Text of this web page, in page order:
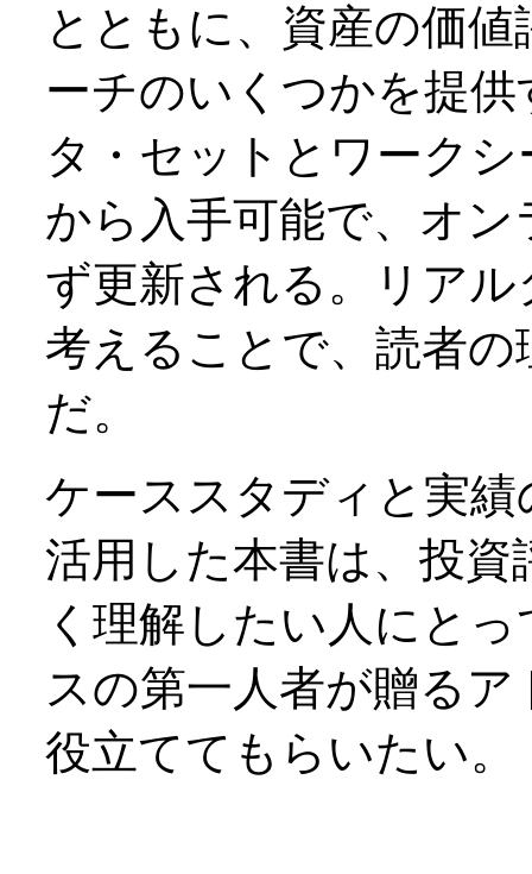
とともに、資産の価
ーチのいくつかを提
タ・セットとワークシ
から入手可能で、オ
ず更新される。リア
考えることで、読者
だ。
ケーススタディと実
活用した本書は、投
く理解したい人にと
スの第一人者が贈る
役立ててもらいたい。